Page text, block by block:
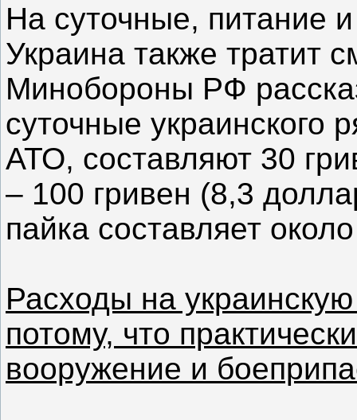
На суточные, питание
Украина также тратит
Минобороны РФ
суточные украинского
АТО, составляют 30
– 100 гривен (8,3
пайка составляет
Расходы на
потому, что
вооружение и